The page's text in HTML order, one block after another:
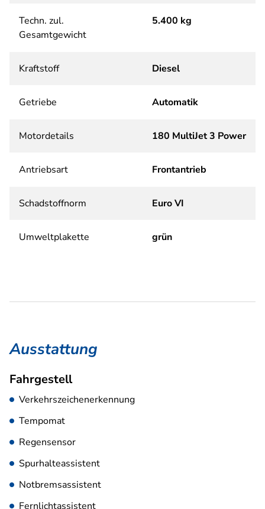
Techn. zul.
Gesamtgewicht
5.400 kg
Kraftstoff Diesel
Getriebe Automatik
Motordetails 180 MultiJet 3 Power
Antriebsart Frontantrieb
Schadstoffnorm Euro VI
Umweltplakette grün
Ausstattung
Fahrgestell
Verkehrszeichenerkennung
Tempomat
Regensensor
Spurhalteassistent
Notbremsassistent
Fernlichtassistent